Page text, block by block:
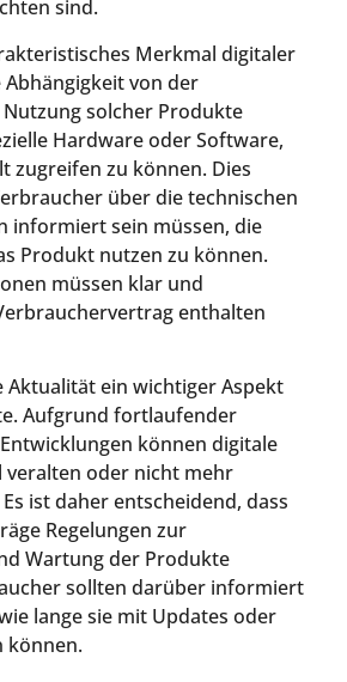
sind.
Merkmal digitaler
von der
Nutzung solcher Produkte
Hardware oder Software,
zugreifen zu können. Dies
über die technischen
informiert sein müssen, die
Produkt nutzen zu können.
müssen klar und
enthalten
Aktualität ein wichtiger Aspekt
Aufgrund fortlaufender
können digitale
veralten oder nicht mehr
ist daher entscheidend, dass
Regelungen zur
Wartung der Produkte
sollten darüber informiert
lange sie mit Updates oder
können.